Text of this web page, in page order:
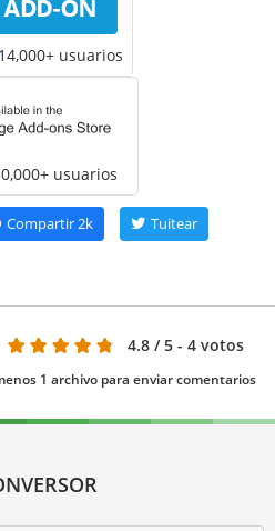
14,000+ usuarios
usuarios
Compartir2k Tuitear
4.8 / 5 - 4 votos
1 archivo para enviar comentarios